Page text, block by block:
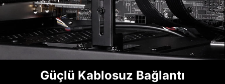
Güçlü Kablosuz Bağlantı